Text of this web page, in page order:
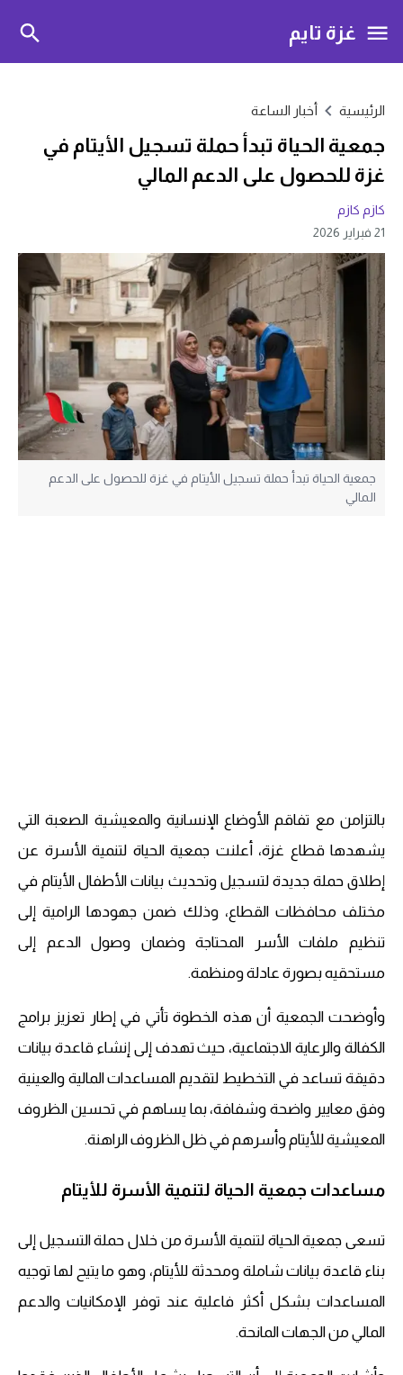
غزة تايم
الرئيسية أخبار الساعة
جمعية الحياة تبدأ حملة تسجيل الأيتام في
غزة للحصول على الدعم المالي
كازم كازم
21 فبراير 2026
جمعية الحياة تبدأ حملة تسجيل الأيتام في غزة للحصول على الدعم
المالي
بالتزامن مع تفاقم الأوضاع الإنسانية والمعيشية الصعبة التي
يشهدها قطاع غزة، أعلنت جمعية الحياة لتنمية الأسرة عن
إطلاق حملة جديدة لتسجيل وتحديث بيانات الأطفال الأيتام في
مختلف محافظات القطاع، وذلك ضمن جهودها الرامية إلى
تنظيم ملفات الأسر المحتاجة وضمان وصول الدعم إلى
مستحقيه بصورة عادلة ومنظمة.
وأوضحت الجمعية أن هذه الخطوة تأتي في إطار تعزيز برامج
الكفالة والرعاية الاجتماعية، حيث تهدف إلى إنشاء قاعدة بيانات
دقيقة تساعد في التخطيط لتقديم المساعدات المالية والعينية
وفق معايير واضحة وشفافة، بما يساهم في تحسين الظروف
المعيشية للأيتام وأسرهم في ظل الظروف الراهنة.
مساعدات جمعية الحياة لتنمية الأسرة للأيتام
تسعى جمعية الحياة لتنمية الأسرة من خلال حملة التسجيل إلى
بناء قاعدة بيانات شاملة ومحدثة للأيتام، وهو ما يتيح لها توجيه
المساعدات بشكل أكثر فاعلية عند توفر الإمكانيات والدعم
المالي من الجهات المانحة.